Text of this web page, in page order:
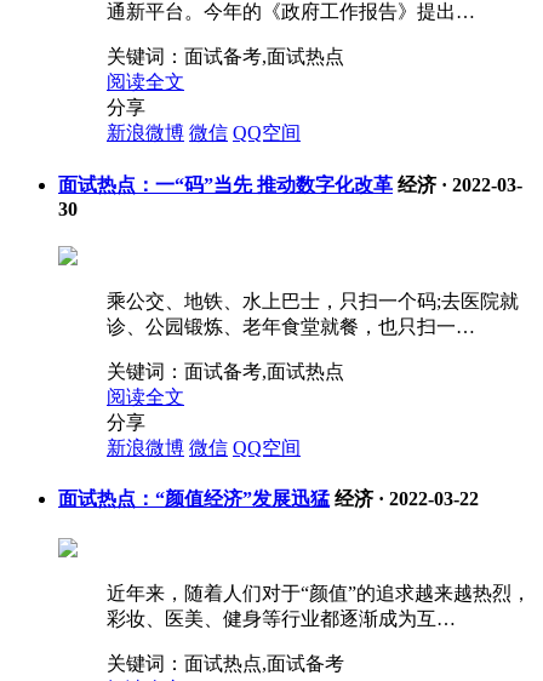
通新平台。今年的《政府工作报告》提出…
关键词： 面试备考,面试热点
阅读全文
分享
新浪微博 微信 QQ空间
面试热点：一“码”当先 推动数字化改革 经济· 2022-03-
30
乘公交、地铁、水上巴士，只扫一个码;去医院就
诊、公园锻炼、老年食堂就餐，也只扫一…
关键词： 面试备考,面试热点
阅读全文
分享
新浪微博 微信 QQ空间
面试热点：“颜值经济”发展迅猛 经济· 2022-03-22
近年来，随着人们对于“颜值”的追求越来越热烈，
彩妆、医美、健身等行业都逐渐成为互…
关键词： 面试热点,面试备考